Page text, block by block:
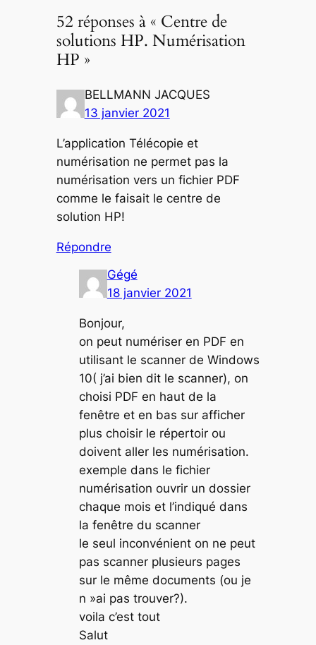
52 réponses à « Centre de
solutions HP. Numérisation
HP »
BELLMANN JACQUES
13 janvier 2021
L’application Télécopie et
numérisation ne permet pas la
numérisation vers un fichier PDF
comme le faisait le centre de
solution HP!
Répondre
Gégé
18 janvier 2021
Bonjour,
on peut numériser en PDF en
utilisant le scanner de Windows
10( j’ai bien dit le scanner), on
choisi PDF en haut de la
fenêtre et en bas sur afficher
plus choisir le répertoir ou
doivent aller les numérisation.
exemple dans le fichier
numérisation ouvrir un dossier
chaque mois et l’indiqué dans
la fenêtre du scanner
le seul inconvénient on ne peut
pas scanner plusieurs pages
sur le même documents (ou je
n »ai pas trouver?).
voila c’est tout
Salut